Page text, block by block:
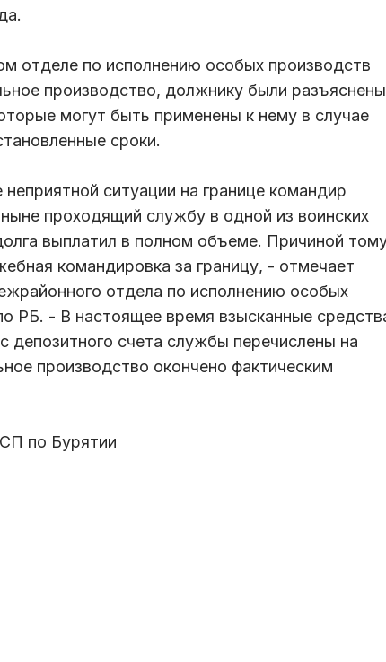
отделе по исполнению особых производств
производство, должнику были разъяснены
могут быть применены к нему в случае
сроки.
ситуации на границе командир
проходящий службу в одной из воинских
выплатил в полном объеме. Причиной
командировка за границу, - отмечает
отдела по исполнению особых
РБ. - В настоящее время взысканные
депозитного счета службы перечислены на
производство окончено фактическим
по Бурятии